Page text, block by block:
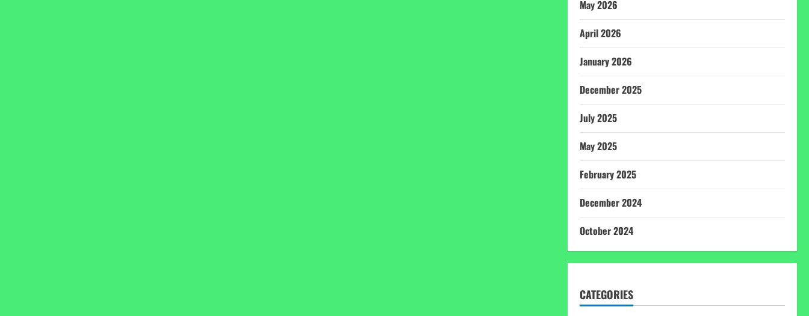
May 2026
April 2026
January 2026
December 2025
July 2025
May 2025
February 2025
December 2024
October 2024
CATEGORIES